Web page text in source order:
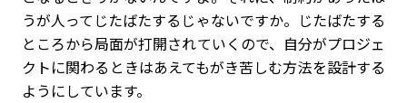
うが人ってじたばたするじゃないですか。じたばたする
ところから局面が打開されていくので、自分がプロジェ
クトに関わるときはあえてもがき苦しむ方法を設計する
ようにしています。